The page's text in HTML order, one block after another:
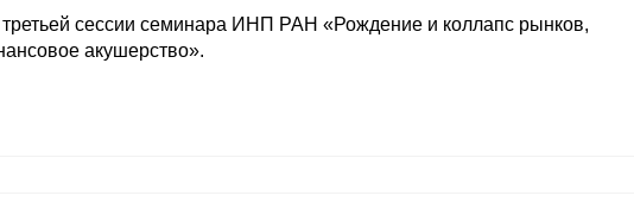
сессии семинара ИНП РАН «Рождение и коллапс рынков,
акушерство».